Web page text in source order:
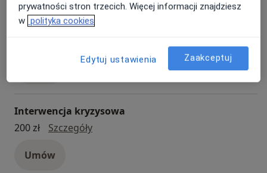
Dieta dla sportowców
Interwencja kryzysowa
200 zł
Szczegółyinterwencja kryzysowa
Umów
prywatności stron trzecich. Więcej informacji znajdziesz
w polityka cookies
Edytuj ustawienia Zaakceptuj